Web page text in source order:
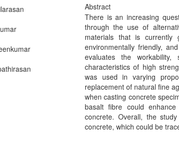
Abstract
There is an increasing
through the use of
materials that is currently
environmentally friendly,
evaluates the workability,
characteristics of high
was used in varying
replacement of natural fine
when casting concrete
basalt fibre could
concrete. Overall, the
concrete, which could be